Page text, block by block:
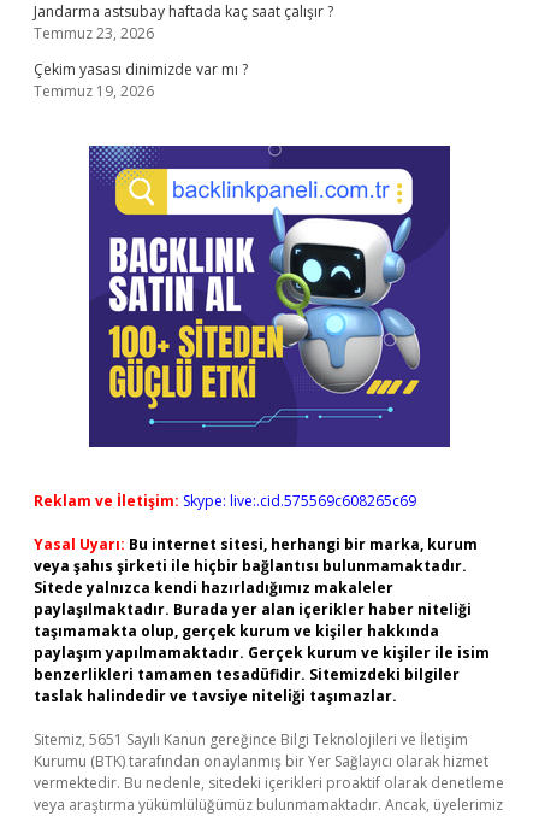
Jandarma astsubay haftada kaç saat çalışır ?
Temmuz 23, 2026
Çekim yasası dinimizde var mı ?
Temmuz 19, 2026
Reklam ve İletişim: Skype: live:.cid.575569c608265c69
Yasal Uyarı: Bu internet sitesi, herhangi bir marka, kurum
veya şahıs şirketi ile hiçbir bağlantısı bulunmamaktadır.
Sitede yalnızca kendi hazırladığımız makaleler
paylaşılmaktadır. Burada yer alan içerikler haber niteliği
taşımamakta olup, gerçek kurum ve kişiler hakkında
paylaşım yapılmamaktadır. Gerçek kurum ve kişiler ile isim
benzerlikleri tamamen tesadüfidir. Sitemizdeki bilgiler
taslak halindedir ve tavsiye niteliği taşımazlar.
Sitemiz, 5651 Sayılı Kanun gereğince Bilgi Teknolojileri ve İletişim
Kurumu (BTK) tarafından onaylanmış bir Yer Sağlayıcı olarak hizmet
vermektedir. Bu nedenle, sitedeki içerikleri proaktif olarak denetleme
veya araştırma yükümlülüğümüz bulunmamaktadır. Ancak, üyelerimiz